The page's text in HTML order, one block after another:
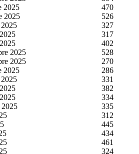
2025
470
2025
526
327
317
402
2025
528
2025
270
2025
286
331
382
334
2025
335
312
445
434
461
324